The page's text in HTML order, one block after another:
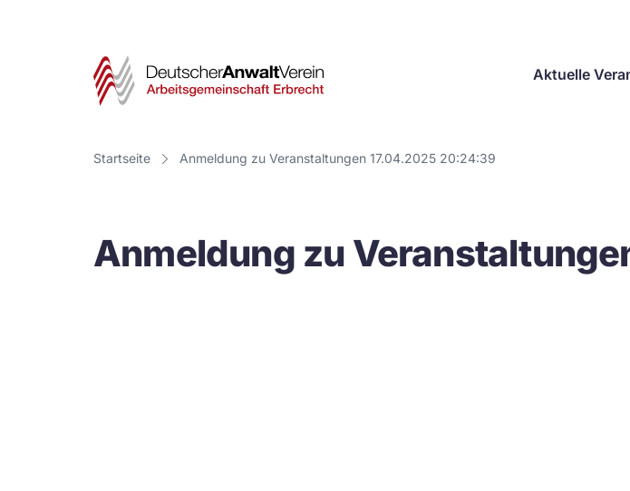
Deutscher
Verein
Aktuelle
Startseite Anmeldung zu Veranstaltungen 17.04.2025 20:24:39
Anmeldung zu